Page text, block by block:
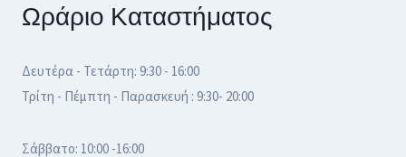
Ωράριο Καταστήματος
Δευτέρα - Τετάρτη: 9:30 - 16:00
Τρίτη - Πέμπτη - Παρασκευή : 9:30- 20:00
Σάββατο: 10:00 -16:00